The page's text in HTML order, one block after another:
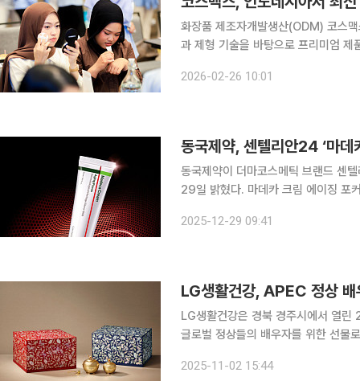
화장품 제조자개발생산(ODM) 코스
과 제형 기술을 바탕으로 프리미엄 제
2026-02-26 10:01
동국제약, 센텔리안24 ‘마데
동국제약이 더마코스메틱 브랜드 센
29일 밝혔다. 마데카 크림 에이징 포커스는 2015년 출시 이후 10년 동안 누적판매량 8500만 개
번 신제품은 안티에이징부터 스킨 롱
2025-12-29 09:41
LG생활건강, APEC 정상 배
LG생활건강은 경북 경주시에서 열
글로벌 정상들의 배우자를 위한 선물로 ‘
학을 담은 더후 브랜드의 하이엔드 안
2025-11-02 15:44